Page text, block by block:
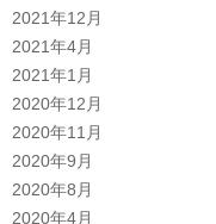
2021年12月
2021年4月
2021年1月
2020年12月
2020年11月
2020年9月
2020年8月
2020年4月